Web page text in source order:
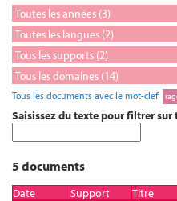
Tous les documents avec le mot-clef
Saisissez du texte pour filtrer sur
5 documents
Date Support
Titre